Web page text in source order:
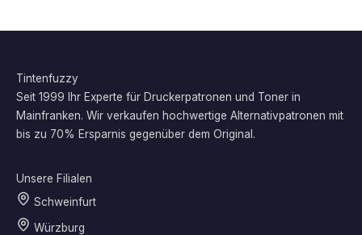
Tintenfuzzy
Seit 1999 Ihr Experte für Druckerpatronen und Toner in
Mainfranken. Wir verkaufen hochwertige Alternativpatronen mit
bis zu 70% Ersparnis gegenüber dem Original.
Unsere Filialen
Schweinfurt
Würzburg